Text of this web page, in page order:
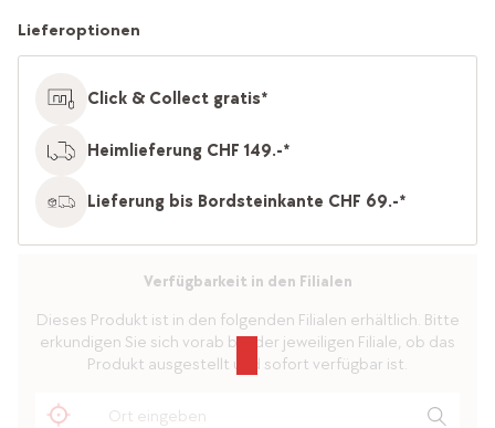
Lieferoptionen
Click & Collect gratis*
Heimlieferung CHF 149.-*
Lieferung bis Bordsteinkante CHF 69.-*
Verfügbarkeit in den Filialen
Dieses Produkt ist in den folgenden Filialen erhältlich. Bitte
erkundigen Sie sich vorab bei der jeweiligen Filiale, ob das
Produkt ausgestellt und sofort verfügbar ist.